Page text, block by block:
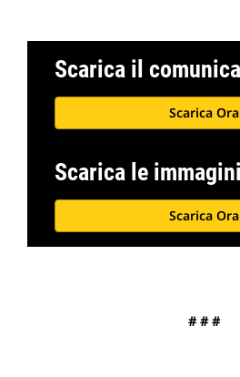
Scarica il
Scarica Ora
Scarica le immagini
Scarica Ora
# # #